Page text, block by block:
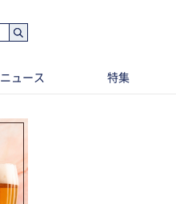
ニュース 特集